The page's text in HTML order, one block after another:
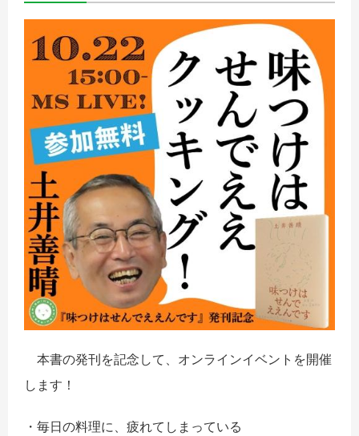
本書の発刊を記念して、オンラインイベントを開催
します！
・毎日の料理に、疲れてしまっている